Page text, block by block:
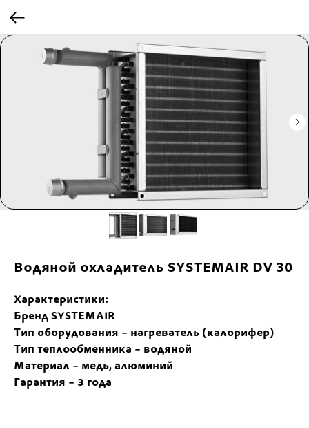
Водяной охладитель SYSTEMAIR DV 30
Характеристики:
Бренд SYSTEMAIR
Тип оборудования – нагреватель (калорифер)
Тип теплообменника – водяной
Материал – медь, алюминий
Гарантия – 3 года